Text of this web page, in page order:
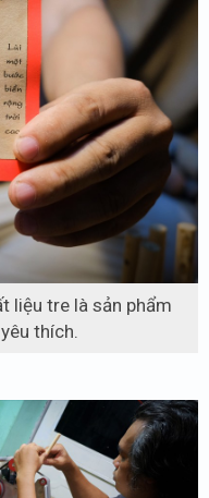
liệu tre là sản phẩm
thích.